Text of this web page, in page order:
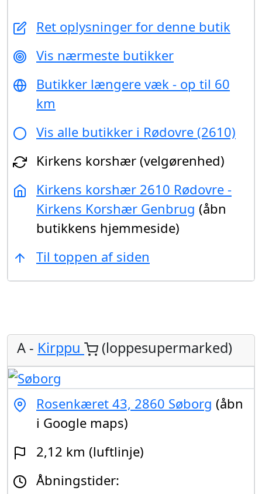
Ret oplysninger for denne butik
Vis nærmeste butikker
Butikker længere væk - op til 60
km
Vis alle butikker i Rødovre (2610)
Kirkens korshær (velgørenhed)
Kirkens korshær 2610 Rødovre -
Kirkens Korshær Genbrug (åbn
butikkens hjemmeside)
Til toppen af siden
A - Kirppu (loppesupermarked)
Rosenkæret 43, 2860 Søborg (åbn
i Google maps)
2,12 km (luftlinje)
Åbningstider: